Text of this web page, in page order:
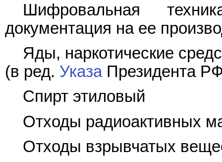
Шифровальная
документация на ее
Яды, наркотические
(в ред. УказаПрезидента
Спирт этиловый
Отходы радиоактивных
Отходы взрывчатых